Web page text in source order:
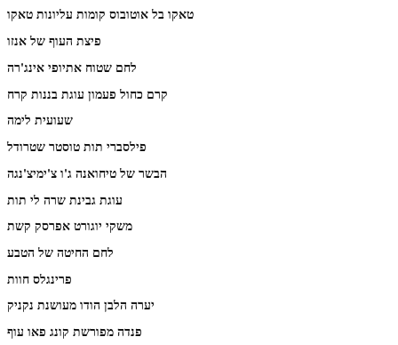
טאקו בל אוטובוס קומות עליונות טאקו
פיצת העוף של אנזו
לחם שטוח אתיופי אינג'רה
קרם כחול פעמון עוגת בננות קרח
שעועית לימה
פילסברי תות טוסטר שטרודל
הבשר של טיחואנה ג'ו צ'ימיצ'נגה
עוגת גבינת שרה לי תות
משקי יוגורט אפרסק קשת
לחם החיטה של הטבע
פרינגלס חוות
יערה הלבן הודו מעושנת נקניק
פנדה מפורשת קונג פאו עוף